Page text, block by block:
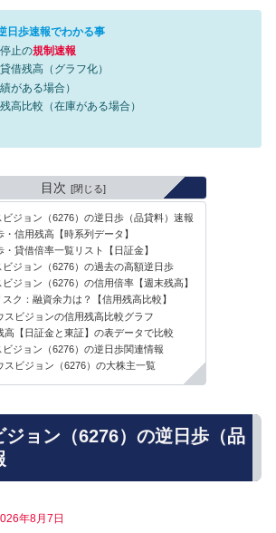
日歩速報でわかる事
止の規制速報
借残高（グラフ化）
がある場合）
高比較（在庫がある場合）
目次
ビジョン（6276）の逆日歩（品貸料）速報
・信用残高【時系列データ】
・貸借倍率一覧リスト【日証金】
ビジョン（6276）の過去の高額逆日歩
ビジョン（6276）の信用倍率【週末残高】
ク：融資余力は？【信用残高比較】
スビジョンの信用残高比較グラフ
高【日証金と東証】の表データで比較
ビジョン（6276）の逆日歩関連情報
スビジョン（6276）の大株主一覧
ジョン（6276）の逆日歩（品
年8月7日